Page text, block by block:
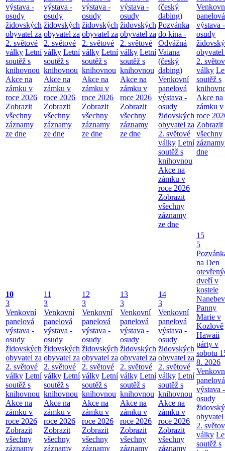
výstava -
osudy
židovských
obyvatel za
2. světové
války Letní
soutěž s
knihovnou
Akce na
zámku v
roce 2026
Zobrazit
všechny
záznamy
ze dne
výstava -
osudy
židovských
obyvatel za
2. světové
války Letní
soutěž s
knihovnou
Akce na
zámku v
roce 2026
Zobrazit
všechny
záznamy
ze dne
výstava -
osudy
židovských
obyvatel za
2. světové
války Letní
soutěž s
knihovnou
Akce na
zámku v
roce 2026
Zobrazit
všechny
záznamy
ze dne
výstava -
osudy
židovských
obyvatel za
2. světové
války Letní
soutěž s
knihovnou
Akce na
zámku v
roce 2026
Zobrazit
všechny
záznamy
ze dne
(český
dabing)
Pozvánka
do kina -
Odvážná
Vaiana
(český
dabing)
Venkovní
panelová
výstava -
osudy
židovských
obyvatel za
2. světové
války Letní
soutěž s
knihovnou
Akce na
zámku v
roce 2026
Zobrazit
všechny
záznamy
ze dne
panelová
výstava -
osudy
obyvatel
2.
války
soutěž s
Akce na
zámku v
roce
Zobrazit
všechny
dne
10
3
Venkovní
panelová
výstava -
osudy
židovských
obyvatel za
2. světové
války Letní
soutěž s
knihovnou
Akce na
zámku v
roce 2026
Zobrazit
všechny
záznamy
11
3
Venkovní
panelová
výstava -
osudy
židovských
obyvatel za
2. světové
války Letní
soutěž s
knihovnou
Akce na
zámku v
roce 2026
Zobrazit
všechny
záznamy
12
3
Venkovní
panelová
výstava -
osudy
židovských
obyvatel za
2. světové
války Letní
soutěž s
knihovnou
Akce na
zámku v
roce 2026
Zobrazit
všechny
záznamy
13
3
Venkovní
panelová
výstava -
osudy
židovských
obyvatel za
2. světové
války Letní
soutěž s
knihovnou
Akce na
zámku v
roce 2026
Zobrazit
všechny
záznamy
14
3
Venkovní
panelová
výstava -
osudy
židovských
obyvatel za
2. světové
války Letní
soutěž s
knihovnou
Akce na
zámku v
roce 2026
Zobrazit
všechny
záznamy
15
5
na Den
dveří v
kostele
Panny
Marie v
Kozlově
Hawaii
párty v
sobotu
8. 2026
panelová
výstava -
osudy
obyvatel
2.
války
soutěž s